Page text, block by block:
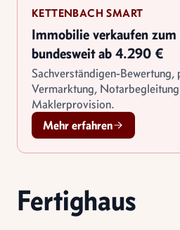
KETTENBACH SMART
Immobilie verkaufen zum
bundesweit ab 4.290 €
Sachverständigen-
Vermarktung,
Maklerprovision.
Mehr erfahren
Fertighaus